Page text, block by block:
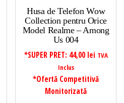
Husa de Telefon Wow
Collection pentru Orice
Model Realme – Among
Us 004
*SUPER PRET: 44,00 lei TVA
Inclus
*Ofertă Competitivă
Monitorizată